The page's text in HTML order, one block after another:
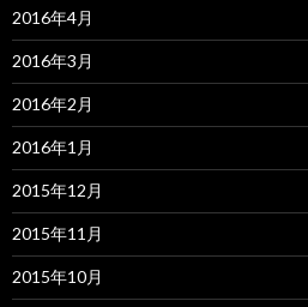
2016年4月
2016年3月
2016年2月
2016年1月
2015年12月
2015年11月
2015年10月